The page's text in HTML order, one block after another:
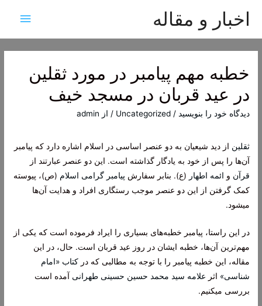
اخبار و مقاله
اصلی
خطبه مهم پیامبر در مورد ثقلین
در عید قربان در مسجد خیف
دیدگاه‌ خود را بنویسید /
Uncategorized / از admin
ثقلین از دید شیعیان به دو عنصر اساسی در اسلام اشاره دارد که پیامبر
آن‌ها را پس از خود به یادگار گذاشته است. این دو عنصر عبارتند از
قرآن و ائمه اطهار (ع). بنابر سفارش پیامبر گرامی اسلام (ص)، پیوسته
کمک گرفتن از این دو عنصر موجب رستگاری افراد و هدایت آن‌ها
میشود.
در این راستا، پیامبر خطبه‌های بسیاری را ایراد فرموده است که یکی از
مهم‌ترین آن‌ها، خطبه ایشان در روز عید قربان است. حال، در این
مقاله، این خطبه پیامبر را با توجه به مطالبی که درکتاب «امام
شناسی» اثر علامه سید محمد حسین حسینی طهرانی آمده است
بررسی میکنیم.